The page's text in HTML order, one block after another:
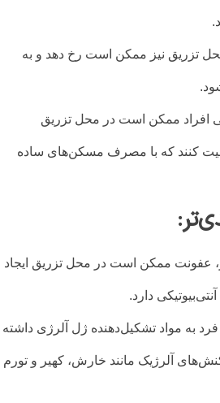
نیز ممکن است رخ دهد و به
ممکن است در محل تزریق
کنند که با مصرف مسکن‌های ساده
ممکن است در محل تزریق ایجاد
دارد.
مواد تشکیل‌دهنده ژل آلرژی داشته
آلرژیک مانند خارش، کهیر و تورم